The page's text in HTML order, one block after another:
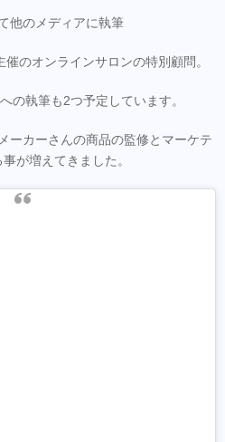
他のメディアに執筆
のオンラインサロンの特別顧問。
の執筆も2つ予定しています。
ーカーさんの商品の監修とマーケテ
が増えてきました。